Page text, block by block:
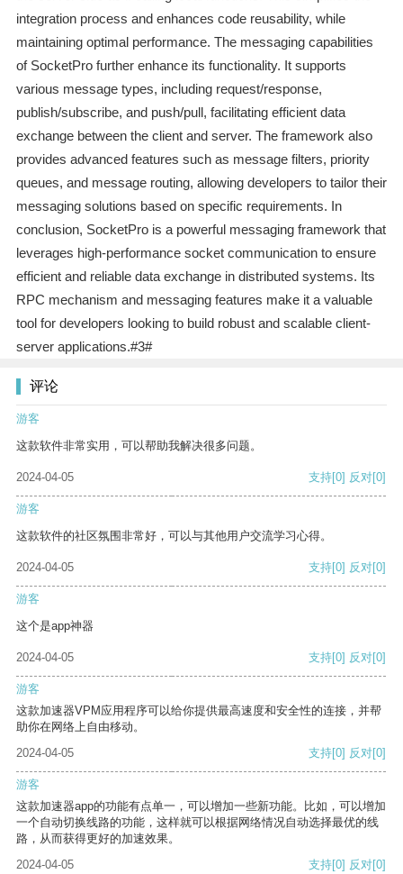
integration process and enhances code reusability, while
maintaining optimal performance. The messaging capabilities
of SocketPro further enhance its functionality. It supports
various message types, including request/response,
publish/subscribe, and push/pull, facilitating efficient data
exchange between the client and server. The framework also
provides advanced features such as message filters, priority
queues, and message routing, allowing developers to tailor their
messaging solutions based on specific requirements. In
conclusion, SocketPro is a powerful messaging framework that
leverages high-performance socket communication to ensure
efficient and reliable data exchange in distributed systems. Its
RPC mechanism and messaging features make it a valuable
tool for developers looking to build robust and scalable client-
server applications.#3#
评论
游客
这款软件非常实用，可以帮助我解决很多问题。
2024-04-05 支持[0] 反对[0]
游客
这款软件的社区氛围非常好，可以与其他用户交流学习心得。
2024-04-05 支持[0] 反对[0]
游客
这个是app神器
2024-04-05 支持[0] 反对[0]
游客
这款加速器VPM应用程序可以给你提供最高速度和安全性的连接，并帮
助你在网络上自由移动。
2024-04-05
支持[0] 反对[0]
游客
这款加速器app的功能有点单一，可以增加一些新功能。比如，可以增加
一个自动切换线路的功能，这样就可以根据网络情况自动选择最优的线
路，从而获得更好的加速效果。
2024-04-05
支持[0] 反对[0]